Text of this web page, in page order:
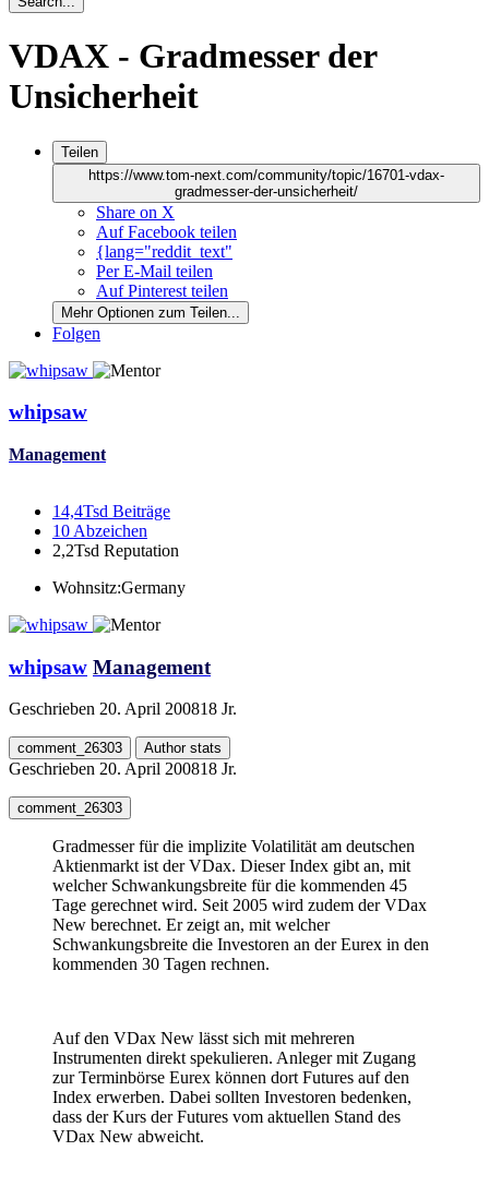
VDAX - Gradmesser der
Unsicherheit
Teilen
https://www.tom-next.com/community/topic/16701-vdax-
gradmesser-der-unsicherheit/
Share on X
Auf Facebook teilen
{lang="reddit_text"
Per E-Mail teilen
Auf Pinterest teilen
Mehr Optionen zum Teilen...
Folgen
whipsaw
Management
14,4Tsd Beiträge
10 Abzeichen
2,2Tsd Reputation
Wohnsitz:Germany
whipsaw Management
Geschrieben 20. April 200818 Jr.
comment_26303 Author stats
Geschrieben 20. April 200818 Jr.
comment_26303
Gradmesser für die implizite Volatilität am deutschen
Aktienmarkt ist der VDax. Dieser Index gibt an, mit
welcher Schwankungsbreite für die kommenden 45
Tage gerechnet wird. Seit 2005 wird zudem der VDax
New berechnet. Er zeigt an, mit welcher
Schwankungsbreite die Investoren an der Eurex in den
kommenden 30 Tagen rechnen.
Auf den VDax New lässt sich mit mehreren
Instrumenten direkt spekulieren. Anleger mit Zugang
zur Terminbörse Eurex können dort Futures auf den
Index erwerben. Dabei sollten Investoren bedenken,
dass der Kurs der Futures vom aktuellen Stand des
VDax New abweicht.